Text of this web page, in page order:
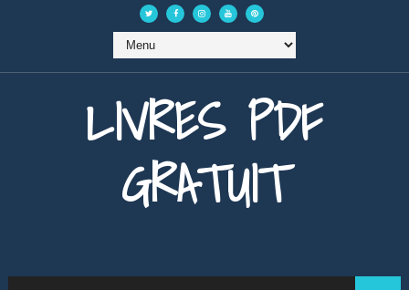
LIVRES PDF
GRATUIT